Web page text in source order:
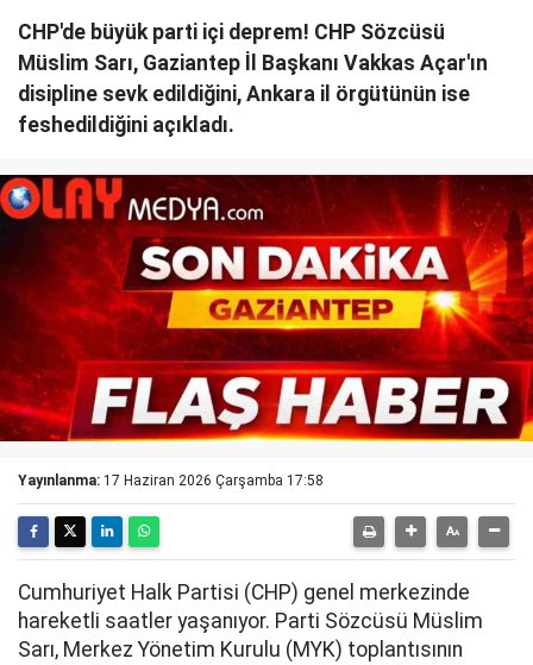
CHP'de büyük parti içi deprem! CHP Sözcüsü
Müslim Sarı, Gaziantep İl Başkanı Vakkas Açar'ın
disipline sevk edildiğini, Ankara il örgütünün ise
feshedildiğini açıkladı.
Yayınlanma: 17 Haziran 2026 Çarşamba 17:58
Cumhuriyet Halk Partisi (CHP) genel merkezinde
hareketli saatler yaşanıyor. Parti Sözcüsü Müslim
Sarı, Merkez Yönetim Kurulu (MYK) toplantısının